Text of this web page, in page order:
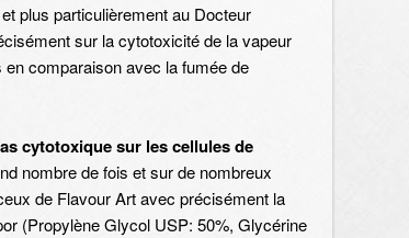
plus particulièrement au Docteur
sur la cytotoxicité de la vapeur
comparaison avec la fumée de
cytotoxique sur les cellules de
nombre de fois et sur de nombreux
de Flavour Art avec précisément la
(Propylène Glycol USP: 50%, Glycérine